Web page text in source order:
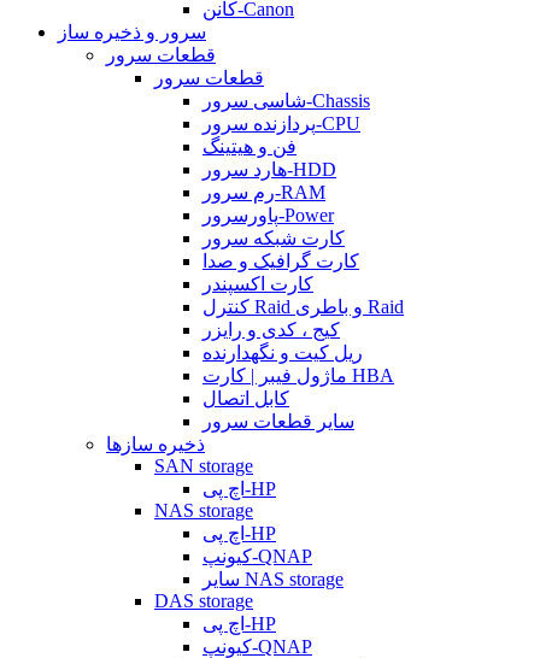
کانن-Canon
سرور و ذخیره ساز
قطعات سرور
قطعات سرور
شاسی سرور-Chassis
پردازنده سرور-CPU
فن و هیتینگ
هارد سرور-HDD
رم سرور-RAM
پاورسرور-Power
کارت شبکه سرور
کارت گرافیک و صدا
کارت اکسپندر
کنترل Raid و باطری Raid
کیج ، کدی و رایزر
ریل کیت و نگهدارنده
ماژول فیبر | کارت HBA
کابل اتصال
سایر قطعات سرور
ذخیره سازها
SAN storage
اچ پی-HP
NAS storage
اچ پی-HP
کیونپ-QNAP
سایر NAS storage
DAS storage
اچ پی-HP
کیونپ-QNAP